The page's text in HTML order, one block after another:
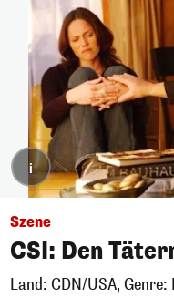
i
Szene
CSI: Den
Land: CDN/USA,